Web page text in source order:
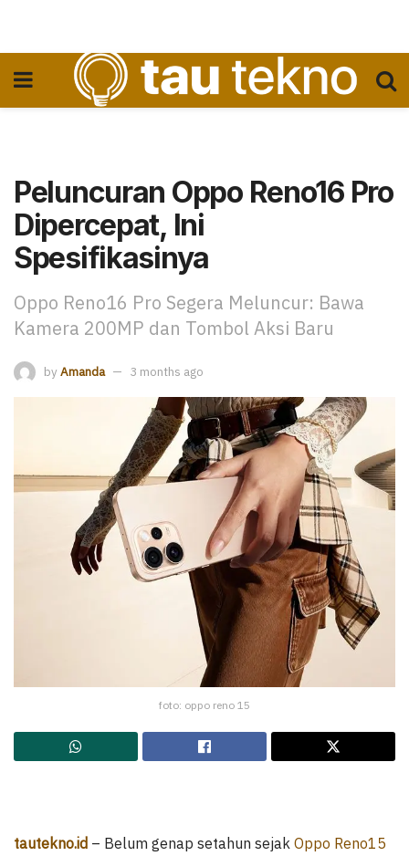
Peluncuran Oppo Reno16 Pro
Dipercepat, Ini
Spesifikasinya
Oppo Reno16 Pro Segera Meluncur: Bawa
Kamera 200MP dan Tombol Aksi Baru
by Amanda 3 months ago
foto: oppo reno 15
tautekno.id – Belum genap setahun sejak Oppo Reno15